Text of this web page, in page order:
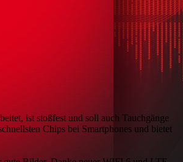
ist stoßfest und soll auch Tauchgänge
Chips bei Smartphones und bietet